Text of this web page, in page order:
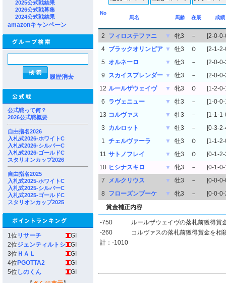
2025公式戦結果
2026公式戦募集
2024公式戦結果
amazonキャンペーン
履歴消去
公式戦って何？
2026公式戦概要
自由指名2026
入札式2026-ホワイトC
入札式2026-シルバーC
入札式2026-ゴールドC
スタリオンカップ2026
自由指名2025
入札式2025-ホワイトC
入札式2025-シルバーC
入札式2025-ゴールドC
スタリオンカップ2025
1位 リサーチ
GI
2位ジェンティルトシ
GI
3位 ＨＡＬ
GI
4位 PGOTTA2
GI
5位 しのくん
GI
No
馬名
馬齢 在厩 成績
2 フィロステファニ ▼ 牝3 －
[2-0-
4
ブラックオリンピア ▼ 牡3 Ｏ
[2-1-
5
オルネーロ ▼ 牡3 －
[2-0-
9
スカイスプレンダー ▼ 牡3 －
[2-0-
12 ルールザウェイヴ ▼ 牝3 Ｏ
[1-2-
6
ラヴェニュー ▼ 牡3 －
[1-0-
13 コルヴァス ▼ 牡3 －
[1-1-
3
カルロット ▼ 牡3 －
[0-3-
1 チェルヴァーラ ▼ 牡3 Ｏ
[1-1-
11 サトノフレイ ▼ 牡3 Ｏ
[0-1-
10 ヒシナスキロ ▼ 牝3 －
[0-1-
7
メルクリウス ▼ 牡3 －
[0-0-
8
フローズンブーケ ▼ 牝3 －
[0-0-
賞金補正内容
-750
ルールザウェイヴの落札前獲得賞
-260
コルヴァスの落札前獲得賞金を相
計：-1010